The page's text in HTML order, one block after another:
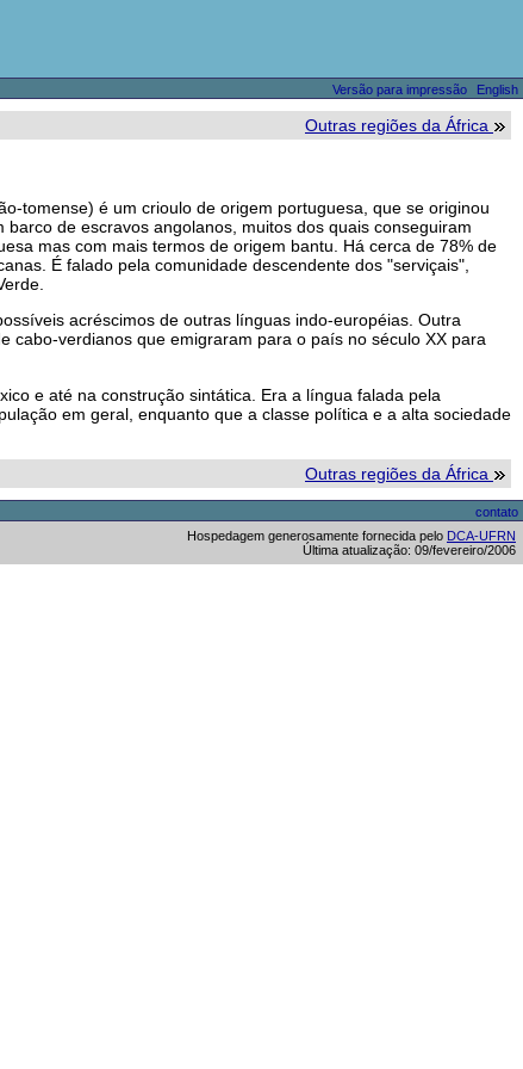
Versão para impressão English
Outras regiões da África
tomense) é um crioulo de origem portuguesa, que se originou
de escravos angolanos, muitos dos quais conseguiram
mas com mais termos de origem bantu. Há cerca de 78% de
É falado pela comunidade descendente dos "serviçais",
acréscimos de outras línguas indo-européias. Outra
cabo-verdianos que emigraram para o país no século XX para
e até na construção sintática. Era a língua falada pela
em geral, enquanto que a classe política e a alta sociedade
Outras regiões da África
contato
Hospedagem generosamente fornecida pelo DCA-UFRN
Última atualização: 09/fevereiro/2006